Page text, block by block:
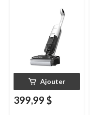
Ajouter
399,99 $